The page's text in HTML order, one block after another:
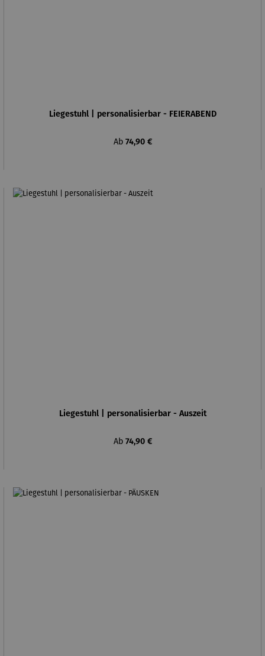
Liegestuhl | personalisierbar - FEIERABEND
Regulärer Preis:
Ab 74,90 €
Liegestuhl | personalisierbar - Auszeit
Regulärer Preis:
Ab 74,90 €